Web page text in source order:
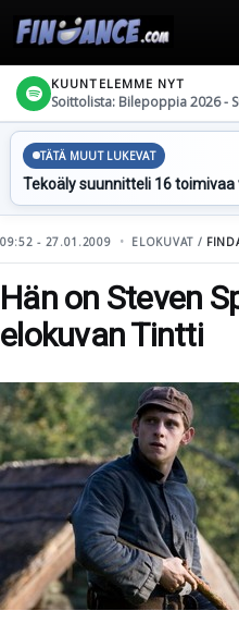
KUUNTELEMME NYT
Soittolista: Bilepoppia 2026 -
TÄTÄ MUUT LUKEVAT
Tekoäly suunnitteli 16 toimivaa
09:52 - 27.01.2009 ELOKUVAT /
Hän on Steven
elokuvan Tintti